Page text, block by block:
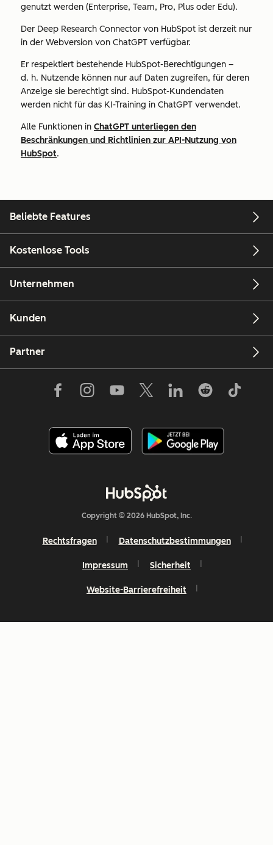
genutzt werden (Enterprise, Team, Pro, Plus oder Edu).
Der Deep Research Connector von HubSpot ist derzeit nur
in der Webversion von ChatGPT verfügbar.
Er respektiert bestehende HubSpot-Berechtigungen –
d. h. Nutzende können nur auf Daten zugreifen, für deren
Anzeige sie berechtigt sind. HubSpot-Kundendaten
werden nicht für das KI-Training in ChatGPT verwendet.
Alle Funktionen in ChatGPT unterliegen den
Beschränkungen und Richtlinien zur API-Nutzung von
HubSpot.
Beliebte Features
Kostenlose Tools
Unternehmen
Kunden
Partner
Copyright © 2026 HubSpot, Inc.
Rechtsfragen Datenschutzbestimmungen
Impressum Sicherheit
Website-Barrierefreiheit